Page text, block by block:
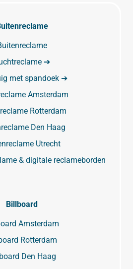
➔
met spandoek ➔
Amsterdam
Rotterdam
Den Haag
Utrecht
& digitale reclameborden
Billboard
Amsterdam
Rotterdam
Den Haag